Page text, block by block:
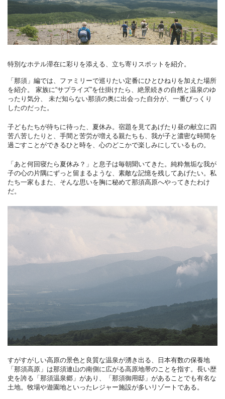
特別なホテル滞在に彩りを添える、立ち寄りスポットを紹介。
「那須」編では、ファミリーで巡りたい定番にひとひねりを加えた場所
を紹介。
家族に“サプライズ”を仕掛けたら、絶景続きの自然と温泉のゆ
ったり気分、
未だ知らない那須の奥に出会った自分が、一番びっくり
したのだった。
子どもたちが待ちに待った、夏休み。宿題を見てあげたり昼の献立に四
苦八苦したりと、手間と苦労が増える親たちも、我が子と濃密な時間を
過ごすことができるひと時を、心のどこかで楽しみにしているもの。
「あと何回寝たら夏休み？」と息子は毎朝聞いてきた。純粋無垢な我が
子の心の片隅にずっと留まるような、素敵な記憶を残してあげたい。私
たち一家もまた、そんな思いを胸に秘めて那須高原へやってきたわけ
だ。
すがすがしい高原の景色と良質な温泉が湧き出る、日本有数の保養地
「那須高原」は那須連山の南側に広がる高原地帯のことを指す。長い歴
史を誇る「那須温泉郷」があり、「那須御用邸」があることでも有名な
土地。牧場や遊園地といったレジャー施設が多いリゾートである。